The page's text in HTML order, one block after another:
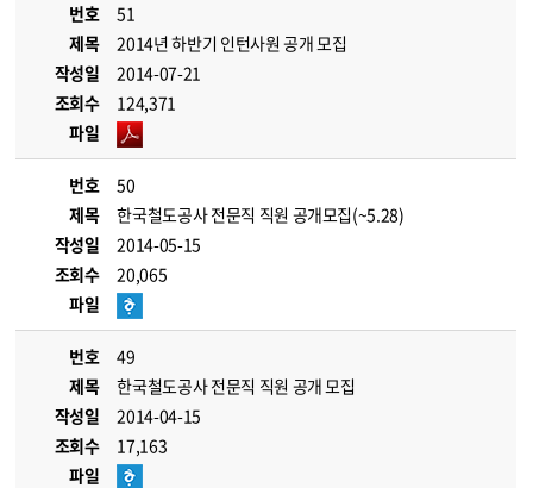
번호
51
제목
2014년 하반기 인턴사원 공개 모집
작성일
2014-07-21
조회수
124,371
파일
번호
50
제목
한국철도공사 전문직 직원 공개모집(~5.28)
작성일
2014-05-15
조회수
20,065
파일
번호
49
제목
한국철도공사 전문직 직원 공개 모집
작성일
2014-04-15
조회수
17,163
파일